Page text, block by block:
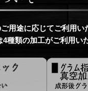
用途に応じてご利用い
4種類の加工がご利用い